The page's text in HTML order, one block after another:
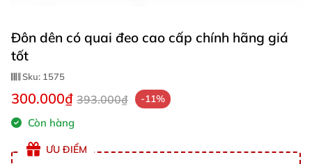
Đôn dên có quai đeo cao cấp chính hãng giá
tốt
Sku: 1575
300.000₫ 393.000₫ -11%
Còn hàng
ƯU ĐIỂM